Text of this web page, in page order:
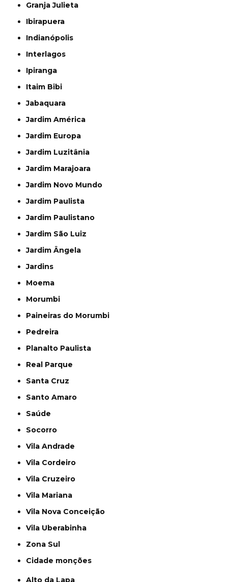
Granja Julieta
Ibirapuera
Indianópolis
Interlagos
Ipiranga
Itaim Bibi
Jabaquara
Jardim América
Jardim Europa
Jardim Luzitânia
Jardim Marajoara
Jardim Novo Mundo
Jardim Paulista
Jardim Paulistano
Jardim São Luiz
Jardim Ângela
Jardins
Moema
Morumbi
Paineiras do Morumbi
Pedreira
Planalto Paulista
Real Parque
Santa Cruz
Santo Amaro
Saúde
Socorro
Vila Andrade
Vila Cordeiro
Vila Cruzeiro
Vila Mariana
Vila Nova Conceição
Vila Uberabinha
Zona Sul
cidade monções
Alto da Lapa